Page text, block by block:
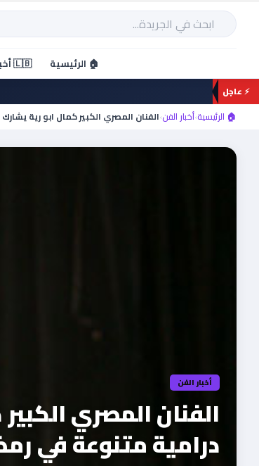
تخطي
المحتوى
بحث
🏠 الرئيسية 🇱🇧 أخبار لبنان
⚡ عاجل
🏠 الرئيسية›أخبار الفن›الفنان المصري الكبير كمال ابو رية
أخبار الفن
الفنان المصري
درامية متنوعة في